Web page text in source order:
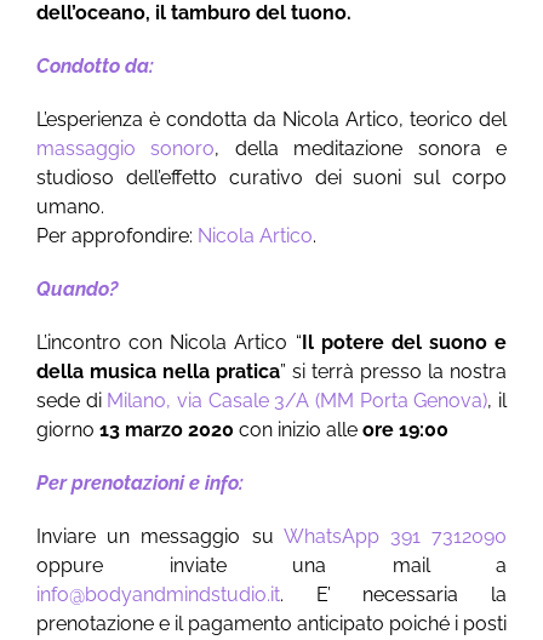
dell’oceano, il tamburo del tuono.
Condotto da:
L’esperienza è condotta da Nicola Artico, teorico del
massaggio sonoro, della meditazione sonora e
studioso dell’effetto curativo dei suoni sul corpo
umano.
Per approfondire: Nicola Artico.
Quando?
L’incontro con Nicola Artico “ Il potere del suono e
della musica nella pratica” si terrà presso la nostra
sede di Milano, via Casale 3/A (MM Porta Genova), il
giorno 13 marzo 2020 con inizio alle ore 19:00
Per prenotazioni e info:
Inviare un messaggio su WhatsApp 391 7312090
oppure inviate una mail a
info@bodyandmindstudio.it. E’ necessaria la
prenotazione e il pagamento anticipato poiché i posti